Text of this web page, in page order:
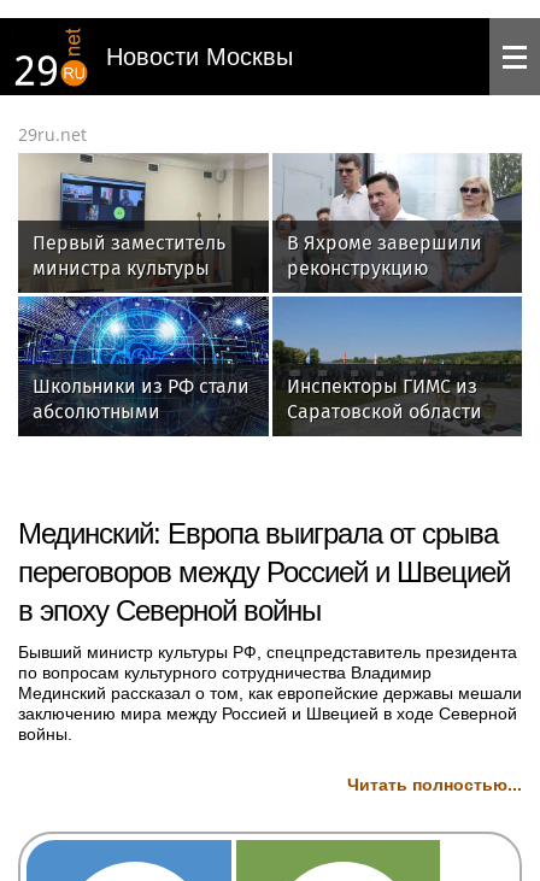
Новости Москвы
29ru.net
Первый заместитель
министра культуры
Крыма Ольга Бурова
провела рабочую
встречу с участниками
крымской делегации V
Международного
детского культурного
В Яхроме завершили
реконструкцию
водозаборного узла
Школьники из РФ стали
абсолютными
чемпионами на
Инспекторы ГИМС из
Саратовской области
стали победителями XIX
Мединский: Европа выиграла от срыва
переговоров между Россией и Швецией
в эпоху Северной войны
Бывший министр культуры РФ, спецпредставитель президента
по вопросам культурного сотрудничества Владимир
Мединский рассказал о том, как европейские державы мешали
заключению мира между Россией и Швецией в ходе Северной
войны.
Читать полностью...